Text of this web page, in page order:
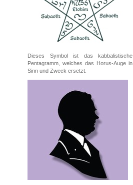
Dieses Symbol ist das kabbalistische
Pentagramm, welches das Horus-Auge in
Sinn und Zweck ersetzt.